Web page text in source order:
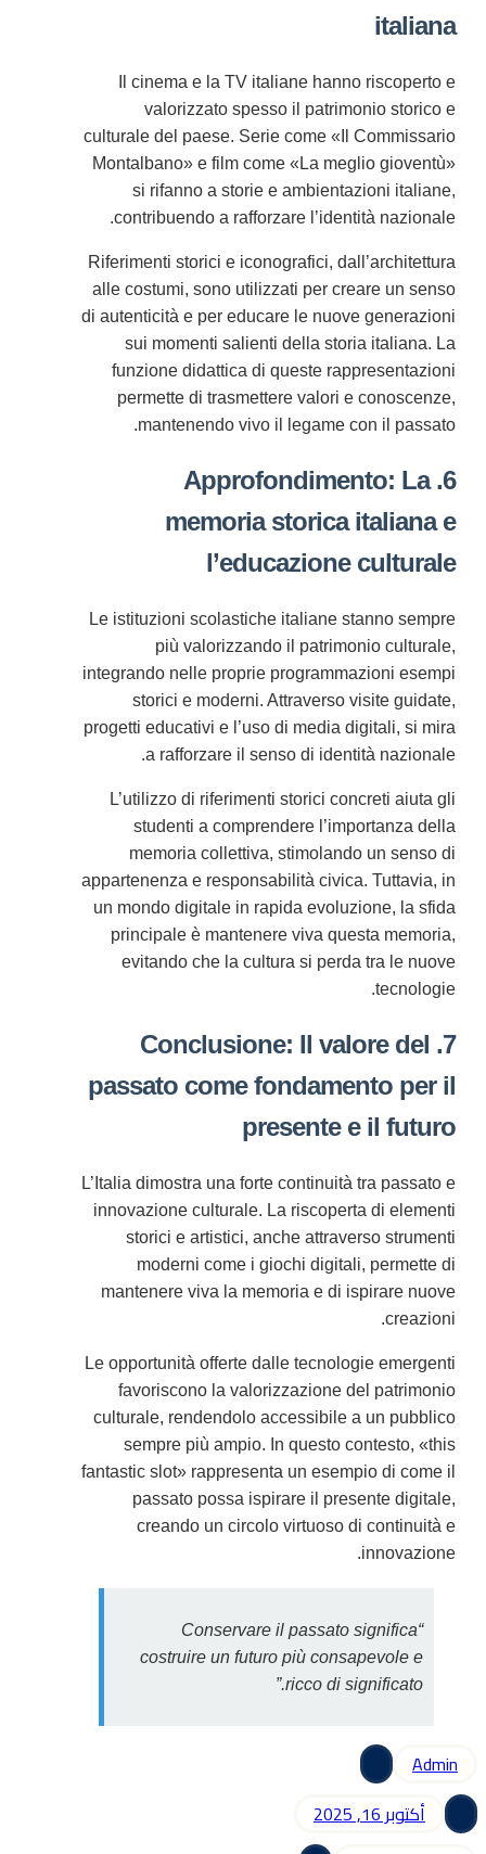
italiana
Il cinema e la TV italiane hanno riscoperto e
valorizzato spesso il patrimonio storico e
culturale del paese. Serie come «Il Commissario
Montalbano» e film come «La meglio gioventù»
si rifanno a storie e ambientazioni italiane,
contribuendo a rafforzare l’identità nazionale.
Riferimenti storici e iconografici, dall’architettura
alle costumi, sono utilizzati per creare un senso
di autenticità e per educare le nuove generazioni
sui momenti salienti della storia italiana. La
funzione didattica di queste rappresentazioni
permette di trasmettere valori e conoscenze,
mantenendo vivo il legame con il passato.
6. Approfondimento: La
memoria storica italiana e
l’educazione culturale
Le istituzioni scolastiche italiane stanno sempre
più valorizzando il patrimonio culturale,
integrando nelle proprie programmazioni esempi
storici e moderni. Attraverso visite guidate,
progetti educativi e l’uso di media digitali, si mira
a rafforzare il senso di identità nazionale.
L’utilizzo di riferimenti storici concreti aiuta gli
studenti a comprendere l’importanza della
memoria collettiva, stimolando un senso di
appartenenza e responsabilità civica. Tuttavia, in
un mondo digitale in rapida evoluzione, la sfida
principale è mantenere viva questa memoria,
evitando che la cultura si perda tra le nuove
tecnologie.
7. Conclusione: Il valore del
passato come fondamento per il
presente e il futuro
L’Italia dimostra una forte continuità tra passato e
innovazione culturale. La riscoperta di elementi
storici e artistici, anche attraverso strumenti
moderni come i giochi digitali, permette di
mantenere viva la memoria e di ispirare nuove
creazioni.
Le opportunità offerte dalle tecnologie emergenti
favoriscono la valorizzazione del patrimonio
culturale, rendendolo accessibile a un pubblico
sempre più ampio. In questo contesto, «this
fantastic slot» rappresenta un esempio di come il
passato possa ispirare il presente digitale,
creando un circolo virtuoso di continuità e
innovazione.
“Conservare il passato significa
costruire un futuro più consapevole e
ricco di significato.”
Admin
أكتوبر 16, 2025